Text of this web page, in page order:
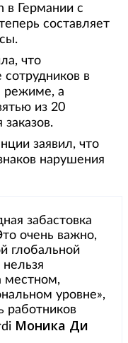
в Германии с
составляет
что
в
режиме, а
из 20
заявил, что
нарушения
забастовка
очень важно,
глобальной
местном,
уровне»,
работников
Моника Ди